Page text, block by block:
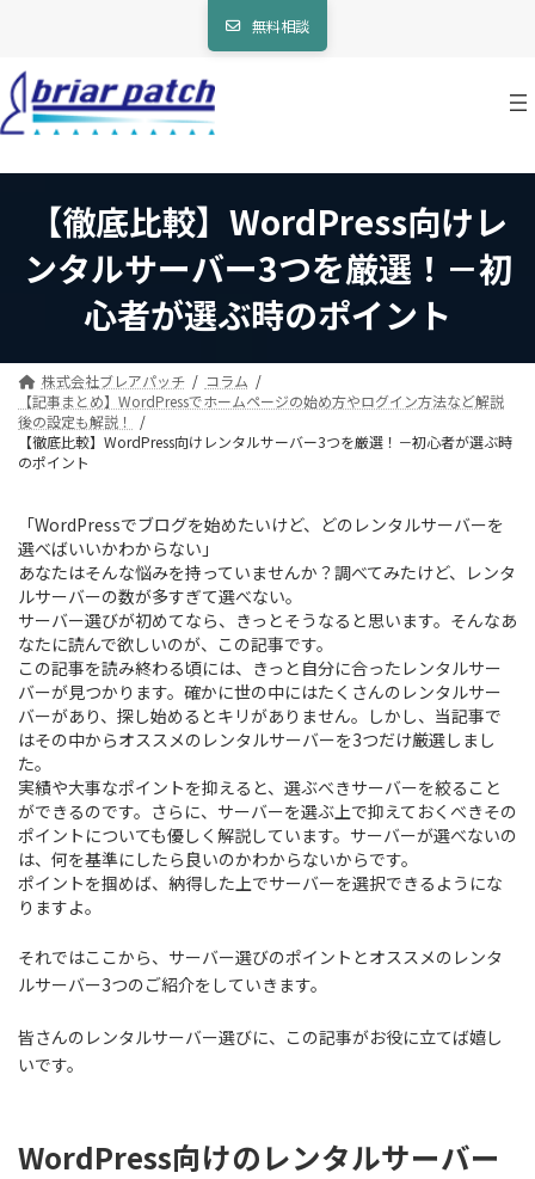
ン
ツ
へ
キ
ー
シ
ョ
に
無料相談
【徹底比較】WordPress向けレ
ンタルサーバー3つを厳選！－初
心者が選ぶ時のポイント
株式会社ブレアパッチ
コラム
【記事まとめ】WordPressでホームページの始め方やログイン方法など解説
後の設定も解説！
【徹底比較】WordPress向けレンタルサーバー3つを厳選！－初心者が選ぶ時
のポイント
「WordPressでブログを始めたいけど、どのレンタルサーバーを
選べばいいかわからない」
あなたはそんな悩みを持っていませんか？調べてみたけど、レンタ
ルサーバーの数が多すぎて選べない。
サーバー選びが初めてなら、きっとそうなると思います。そんなあ
なたに読んで欲しいのが、この記事です。
この記事を読み終わる頃には、きっと自分に合ったレンタルサー
バーが見つかります。確かに世の中にはたくさんのレンタルサー
バーがあり、探し始めるとキリがありません。しかし、 当記事で
はその中からオススメのレンタルサーバーを3つだけ厳選しまし
た。
実績や大事なポイントを抑えると、選ぶべきサーバーを絞ること
ができるのです。さらに、 サーバーを選ぶ上で抑えておくべきその
ポイント についても優しく解説しています。サーバーが選べないの
は、何を基準にしたら良いのかわからないからです。
ポイントを掴めば、納得した上でサーバーを選択できるようにな
りますよ。
それではここから、サーバー選びのポイントとオススメのレンタ
ルサーバー3つのご紹介をしていきます。
皆さんのレンタルサーバー選びに、この記事がお役に立てば嬉し
いです。
WordPress向けのレンタルサーバー